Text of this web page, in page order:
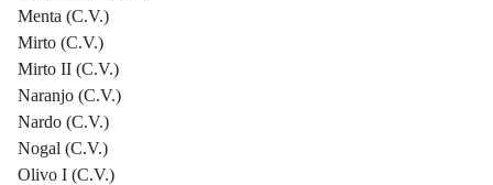
Menta (C.V.)
Mirto (C.V.)
Mirto II (C.V.)
Naranjo (C.V.)
Nardo (C.V.)
Nogal (C.V.)
Olivo I (C.V.)